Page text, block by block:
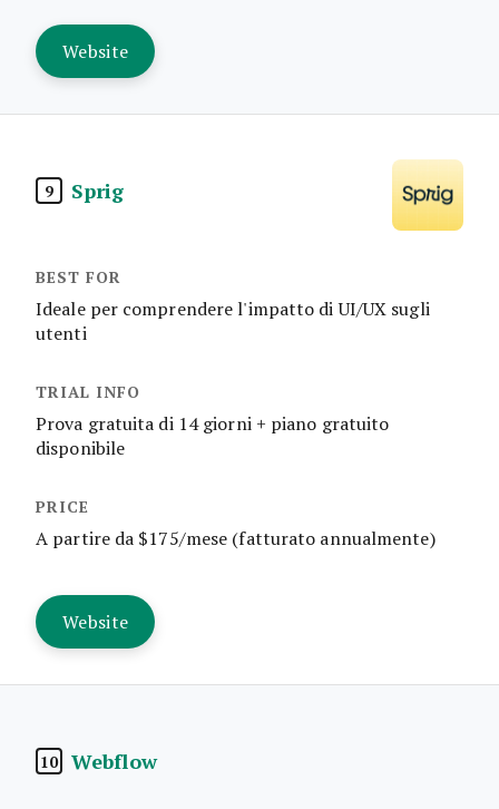
Website
9 Sprig
Ideale per comprendere l'impatto di UI/UX sugli
utenti
Prova gratuita di 14 giorni + piano gratuito
disponibile
A partire da $175/mese (fatturato annualmente)
Website
10 Webflow